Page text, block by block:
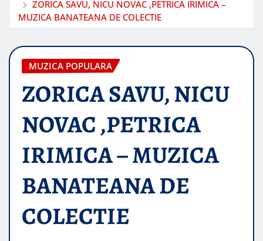
ZORICA SAVU, NICU NOVAC ,PETRICA IRIMICA –
MUZICA BANATEANA DE COLECTIE
MUZICA POPULARA
ZORICA SAVU, NICU
NOVAC ,PETRICA
IRIMICA – MUZICA
BANATEANA DE
COLECTIE